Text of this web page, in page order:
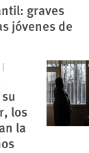
graves
jóvenes de
los
la